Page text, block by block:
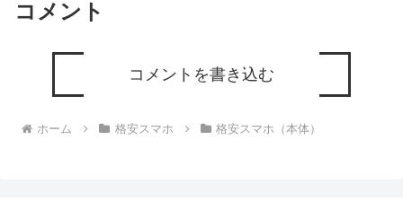
コメント
コメントを書き込む
ホーム 格安スマホ 格安スマホ（本体）